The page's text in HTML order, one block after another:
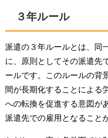
３年ルール
派遣の３年ルールとは、同
に、原則としてその派遣先
ールです。このルールの背
間が長期化することによる
への転換を促進する意図が
派遣先での雇用となること